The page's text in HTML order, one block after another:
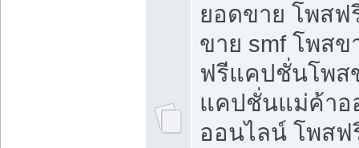
ยอดขาย โพสฟ
ขาย smf โพส
ฟรีแคปชั่นโพส
แคปชั่นแม่ค้า
ออนไลน์ โพสฟ